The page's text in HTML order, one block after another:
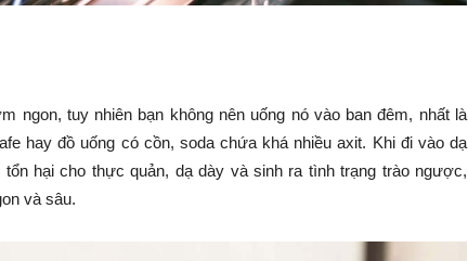
ngon, tuy nhiên bạn không nên uống nó vào ban đêm, nhất là
hay đồ uống có cồn, soda chứa khá nhiều axit. Khi đi vào dạ
hại cho thực quản, dạ dày và sinh ra tình trạng trào ngược,
và sâu.